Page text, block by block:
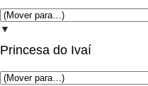
▼
Princesa do Ivaí